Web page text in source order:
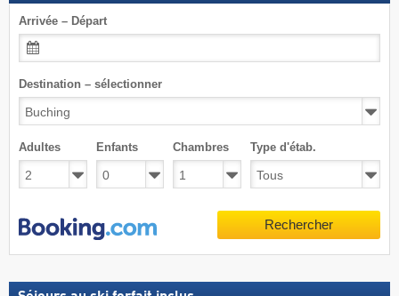
Arrivée – Départ
Destination – sélectionner
Adultes Enfants Chambres Type d'étab.
Rechercher